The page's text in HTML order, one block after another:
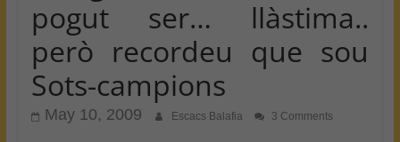
pogut ser… llàstima..
però recordeu que sou
Sots-campions
May 10, 2009 Escacs Balafia 3 Comments